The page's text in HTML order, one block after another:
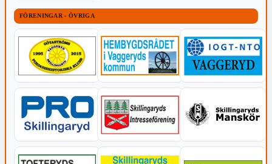
FÖRENINGAR - ÖVRIGA